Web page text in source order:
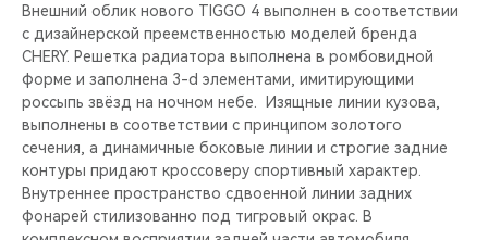
Внешний облик нового TIGGO 4 выполнен в соответствии
с дизайнерской преемственностью моделей бренда
CHERY. Решетка радиатора выполнена в ромбовидной
форме и заполнена 3-d элементами, имитирующими
россыпь звёзд на ночном небе. Изящные линии кузова,
выполнены в соответствии с принципом золотого
сечения, а динамичные боковые линии и строгие задние
контуры придают кроссоверу спортивный характер.
Внутреннее пространство сдвоенной линии задних
фонарей стилизованно под тигровый окрас. В